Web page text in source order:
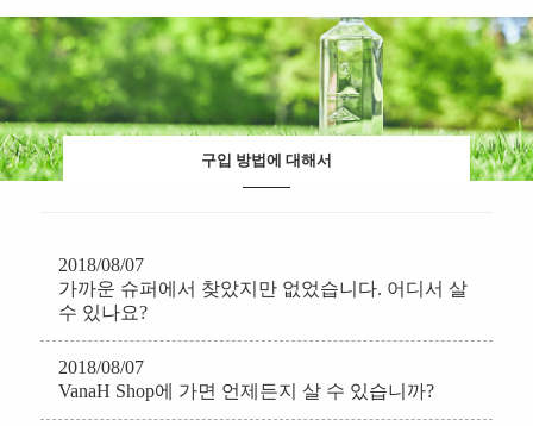
구입 방법에 대해서
2018/08/07
가까운 슈퍼에서 찾았지만 없었습니다. 어디서 살
수 있나요?
2018/08/07
VanaH Shop에 가면 언제든지 살 수 있습니까?